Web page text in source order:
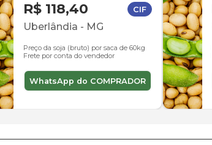
R$ 118,40 CIF
Uberlândia - MG
Preço da soja (bruto) por saca de 60kg
Frete por conta do vendedor
WhatsApp do COMPRADOR